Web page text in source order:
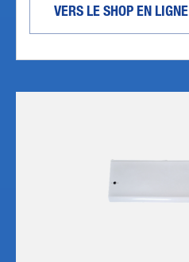
VERS LE SHOP EN LIGNE